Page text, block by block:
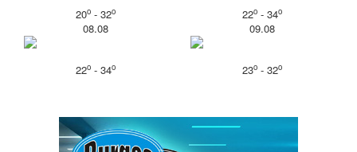
20o- 32o 22o- 34o
08.08
22o- 34o
09.08
23o- 32o